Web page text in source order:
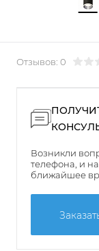
Отзывов: 0
Возникли
телефона, и
ближайшее